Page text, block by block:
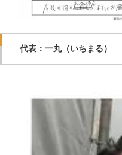
代表：一丸（いちまる）